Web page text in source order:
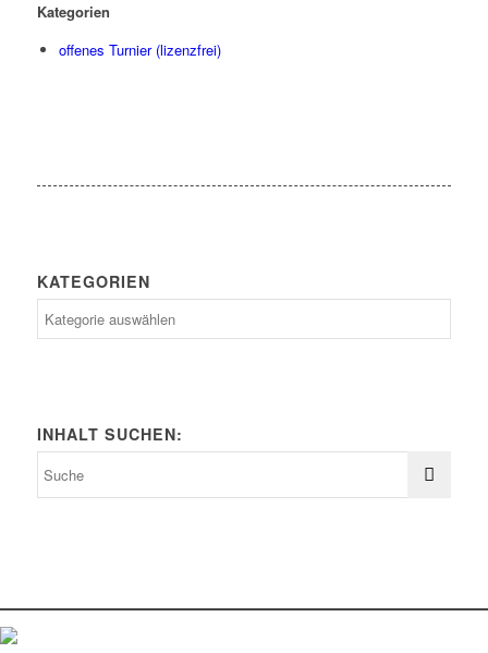
Kategorien
offenes Turnier (lizenzfrei)
KATEGORIEN
INHALT SUCHEN: